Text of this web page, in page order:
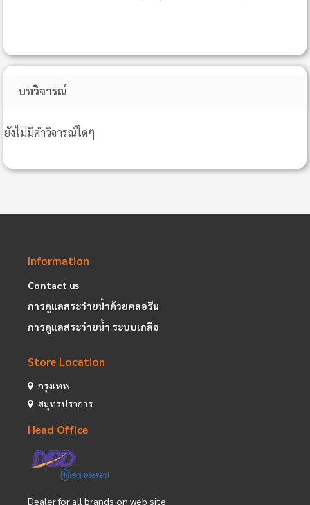
บทวิจารณ์
ยังไม่มีคำวิจารณ์ใดๆ
Information
Contact us
การดูแลสระว่ายน้ำด้วยคลอรีน
การดูแลสระว่ายน้ำ ระบบเกลือ
Store Location
กรุงเทพ
สมุทรปราการ
Head Office
Dealer for all brands on web site